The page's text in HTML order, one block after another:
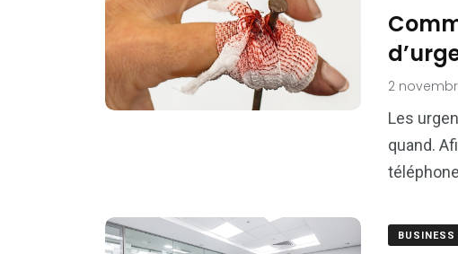
2
Les
quand.
BUSINESS